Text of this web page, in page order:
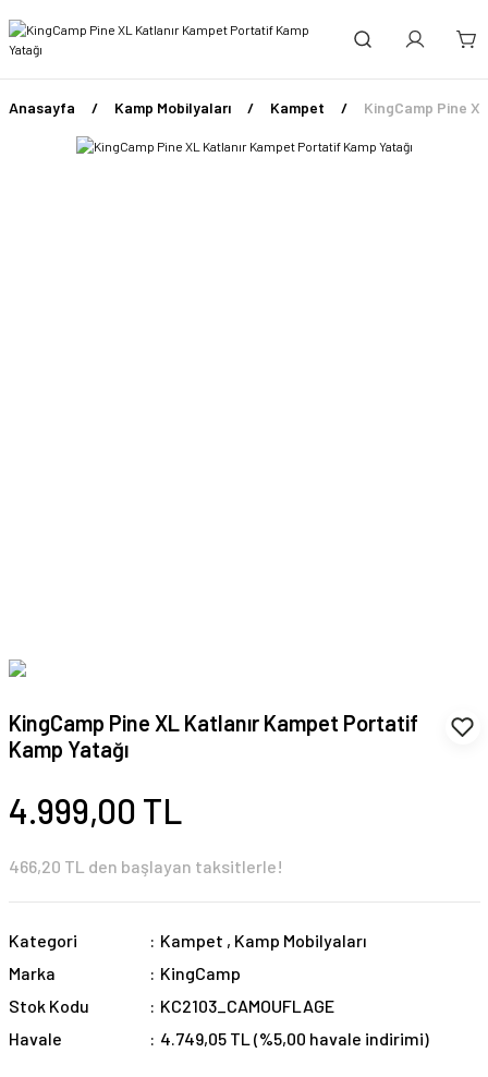
Anasayfa Kamp Mobilyaları Kampet KingCamp Pine
KingCamp Pine XL Katlanır Kampet Portatif
Kamp Yatağı
4.999,00 TL
466,20 TL den başlayan taksitlerle!
Kategori Kampet , Kamp Mobilyaları
Marka
KingCamp
Stok Kodu
KC2103_CAMOUFLAGE
Havale
4.749,05 TL (%5,00 havale indirimi)